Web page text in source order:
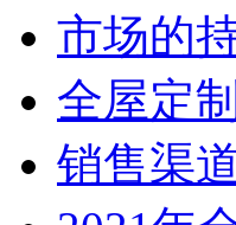
市场的
全屋定
销售渠